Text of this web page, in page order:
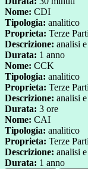
Nome: CDI
Tipologia: analitico
Proprieta: Terze Parti
Descrizione: analisi
Durata: 1 anno
Nome: CCK
Tipologia: analitico
Proprieta: Terze Parti
Descrizione: analisi
Durata: 3 ore
Nome: CAI
Tipologia: analitico
Proprieta: Terze Parti
Descrizione: analisi
Durata: 1 anno